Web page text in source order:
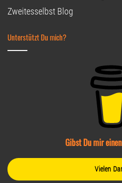
Zweitesselbst Blog
Unterstützt Du mich?
Gibst Du mir
Vielen